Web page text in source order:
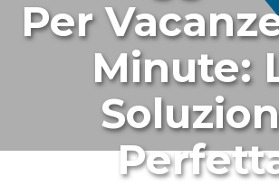
Per
Minute: